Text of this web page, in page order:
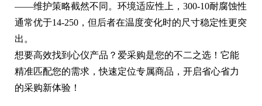
——维护策略截然不同。环境适应性上，300-10耐腐蚀性
通常优于14-250，但后者在温度变化时的尺寸稳定性更突
出。
想要高效找到心仪产品？爱采购是您的不二之选！它能
精准匹配您的需求，快速定位专属商品，开启省心省力
的采购新体验！